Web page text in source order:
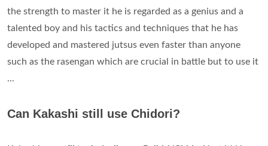
the strength to master it he is regarded as a genius and a
talented boy and his tactics and techniques that he has
developed and mastered jutsus even faster than anyone
such as the rasengan which are crucial in battle but to use it
...
Can Kakashi still use Chidori?